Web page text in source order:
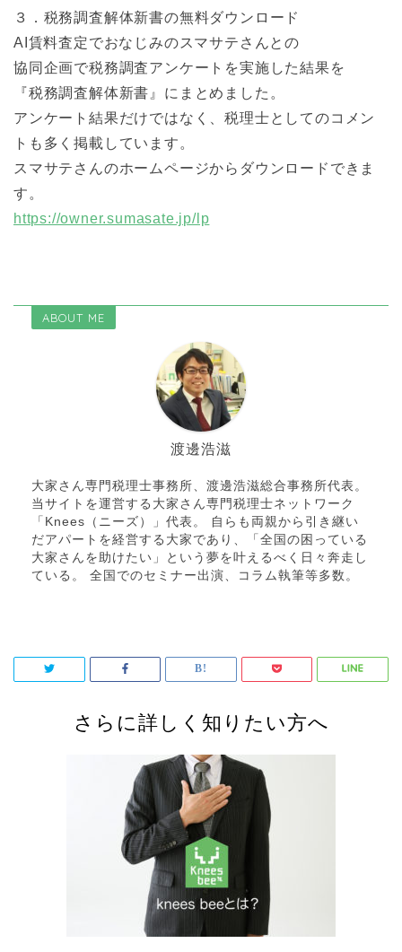
３．税務調査解体新書の無料ダウンロード
AI賃料査定でおなじみのスマサテさんとの
協同企画で税務調査アンケートを実施した結果を
『税務調査解体新書』にまとめました。
アンケート結果だけではなく、税理士としてのコメン
トも多く掲載しています。
スマサテさんのホームページからダウンロードできま
す。
https://owner.sumasate.jp/lp
ABOUT ME
渡邊浩滋
大家さん専門税理士事務所、渡邊浩滋総合事務所代表。
当サイトを運営する大家さん専門税理士ネットワーク
「Knees（ニーズ）」代表。 自らも両親から引き継い
だアパートを経営する大家であり、「全国の困っている
大家さんを助けたい」という夢を叶えるべく日々奔走し
ている。 全国でのセミナー出演、コラム執筆等多数。
さらに詳しく知りたい方へ